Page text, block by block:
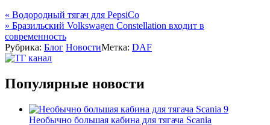
Навигация
по
записям
« Водородный тягач для PepsiCo
» Бразильский Volkswagen Constellation входит в
современность
Рубрика: Блог НовостиМетка: DAF
Популярные новости
Необычно большая кабина для тягача Scania